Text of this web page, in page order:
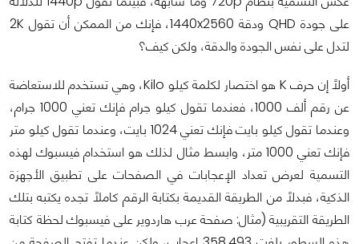
على جودة QHD ودقة 1440x2560، فإنك من الممكن أن تقول 2K
لتدل على نفس الجودة والدقة، ولكن كيف؟
أولاً إن حرف K هو اختصار لكلمة كيلو Kilo، وهي تستخدم للاستعاضة
عن رقم ألف 1000، فعندما تقول كيلو جرام فإنك تعني 1000 جرام،
وعندما تقول كيلو بايت فإنك تعني 1024 بايت، وعندما تقول كيلو متر
فإنك تعني 1000 متر، وابسط مثال لذلك هو استخدام فيسبوك لهذه
التسمية لعرض تعداد الإعجابات في الصفحات على تطبيق الأجهزة
الذكية، فبدلاً من الطريقة القديمة بكتابة الرقم كاملاً تجده يكتبه بتلك
الطريقة التقريبية (مثال: صفحة عرب هاردوير على فيسبوك لحظة كتابة